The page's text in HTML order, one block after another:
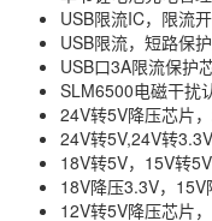
USB限流IC，限流
USB限流，短路保
USB口3A限流保护
SLM6500电磁干扰
24V转5V降压芯片
24V转5V,24V转
18V转5V，15V转
18V降压3.3V，
12V转5V降压芯片